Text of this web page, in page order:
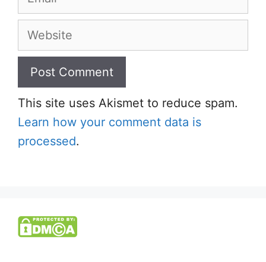
Website
This site uses Akismet to reduce spam.
Learn how your comment data is
processed.